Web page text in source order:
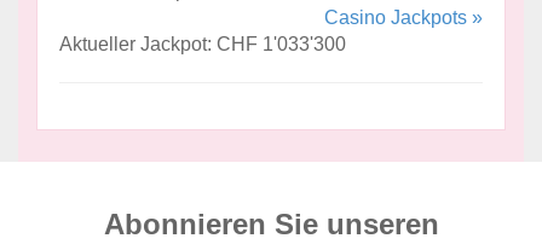
Casino Jackpots »
Aktueller Jackpot: CHF 1'033'300
Abonnieren Sie unseren